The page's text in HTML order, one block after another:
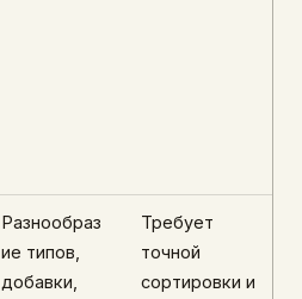
Разнообраз
ие типов,
добавки,
Требует
точной
сортировки и